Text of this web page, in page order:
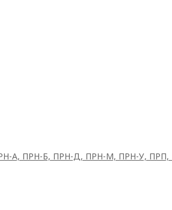
А, ПРН-Б, ПРН-Д, ПРН-М, ПРН-У,